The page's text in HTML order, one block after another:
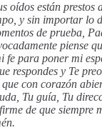
oídos están prestos
y sin importar lo
de prueba,
piense
fe para poner mi
respondes y Te
con corazón
Tu guía, Tu
de que siempre